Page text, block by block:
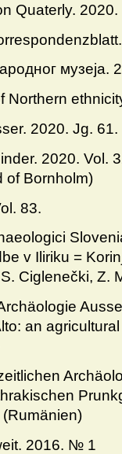
Quaterly.
музеjа.
Northern
2020. Jg. 61.
2020. Vol.
of Bornholm)
83.
v Iliriku =
Ciglenečki, Z.
an
2016. № 1